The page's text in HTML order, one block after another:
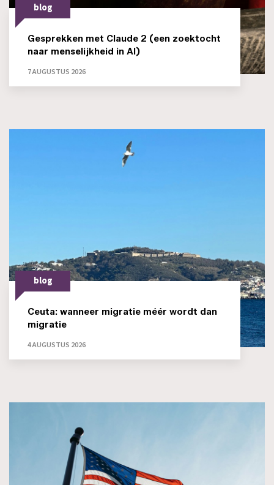
blog
Gesprekken met Claude 2 (een zoektocht
naar menselijkheid in AI)
7 AUGUSTUS 2026
blog
Ceuta: wanneer migratie méér wordt dan
migratie
4 AUGUSTUS 2026